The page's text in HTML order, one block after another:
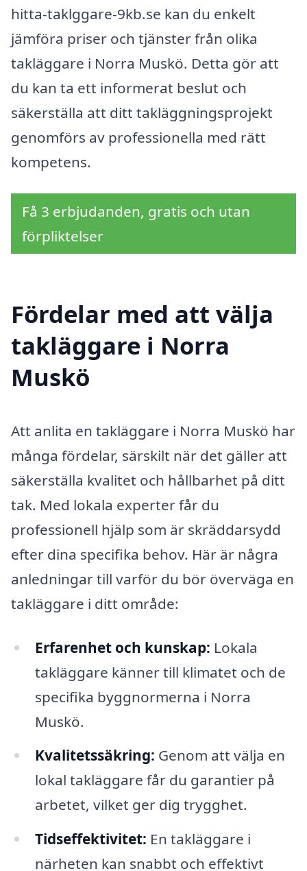
hitta-taklggare-9kb.se kan du enkelt
jämföra priser och tjänster från olika
takläggare i Norra Muskö. Detta gör att
du kan ta ett informerat beslut och
säkerställa att ditt takläggningsprojekt
genomförs av professionella med rätt
kompetens.
Få 3 erbjudanden, gratis och utan
förpliktelser
Fördelar med att välja
takläggare i Norra
Muskö
Att anlita en takläggare i Norra Muskö har
många fördelar, särskilt när det gäller att
säkerställa kvalitet och hållbarhet på ditt
tak. Med lokala experter får du
professionell hjälp som är skräddarsydd
efter dina specifika behov. Här är några
anledningar till varför du bör överväga en
takläggare i ditt område:
Erfarenhet och kunskap: Lokala
takläggare känner till klimatet och de
specifika byggnormerna i Norra
Muskö.
Kvalitetssäkring: Genom att välja en
lokal takläggare får du garantier på
arbetet, vilket ger dig trygghet.
Tidseffektivitet: En takläggare i
närheten kan snabbt och effektivt